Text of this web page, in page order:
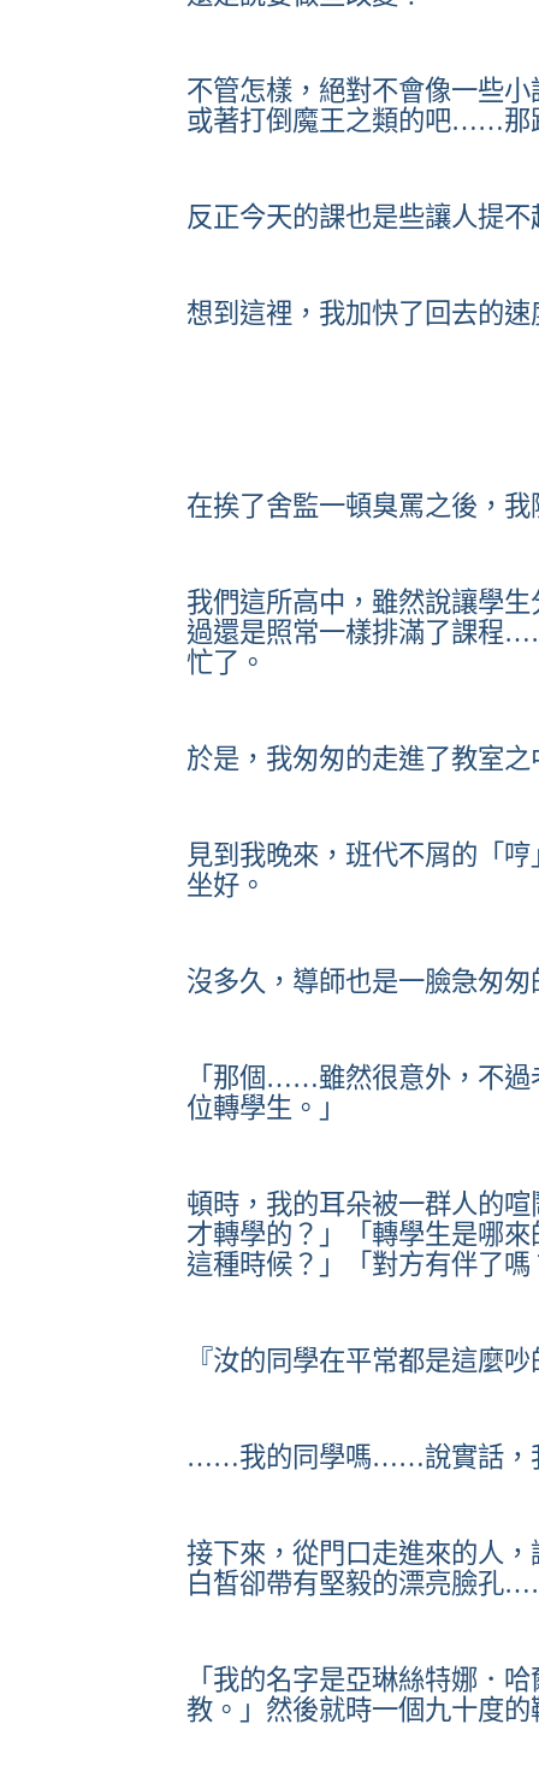
不管怎樣，絕對不會像一些
或著打倒魔王之類的吧……那
反正今天的課也是些讓人提
想到這裡，我加快了回去的速
在挨了舍監一頓臭罵之後，
我們這所高中，雖然說讓學
過還是照常一樣排滿了課程
忙了。
於是，我匆匆的走進了教室
見到我晚來，班代不屑的「
坐好。
沒多久，導師也是一臉急匆
「那個……雖然很意外，不
位轉學生。」
頓時，我的耳朵被一群人的
才轉學的？」「轉學生是哪
這種時候？」「對方有伴了
『汝的同學在平常都是這麼
……我的同學嗎……說實話，
接下來，從門口走進來的人
白皙卻帶有堅毅的漂亮臉孔
「我的名字是亞琳絲特娜．
教。」然後就時一個九十度